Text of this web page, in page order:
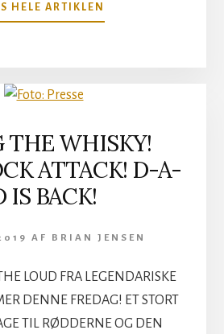
HELE ARTIKLEN
DEATH
THE WHISKY!
ATTACK! D-A-
IS BACK!
AF BRIAN JENSEN
LOUD FRA LEGENDARISKE
DENNE FREDAG! ET STORT
TIL RØDDERNE OG DEN